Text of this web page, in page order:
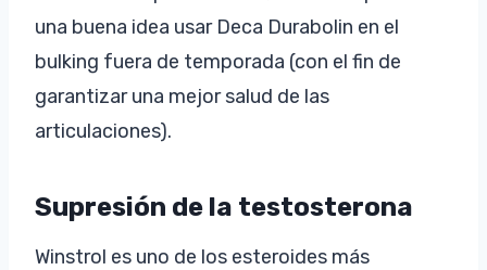
una buena idea usar Deca Durabolin en el
bulking fuera de temporada (con el fin de
garantizar una mejor salud de las
articulaciones).
Supresión de la testosterona
Winstrol es uno de los esteroides más